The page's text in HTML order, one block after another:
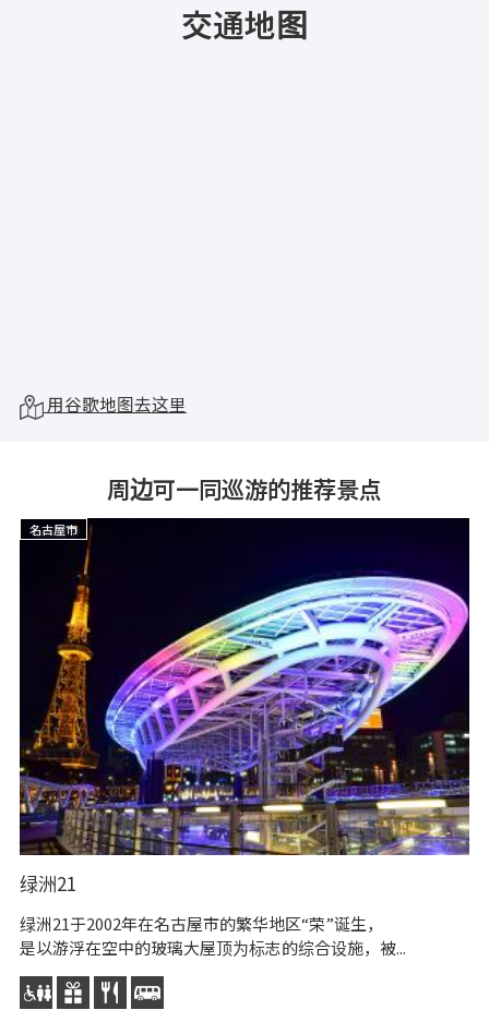
交通地图
用谷歌地图去这里
周边可一同巡游的推荐景点
名古屋市
绿洲21
绿洲21于2002年在名古屋市的繁华地区“荣”诞生，
是以游浮在空中的玻璃大屋顶为标志的综合设施，被...